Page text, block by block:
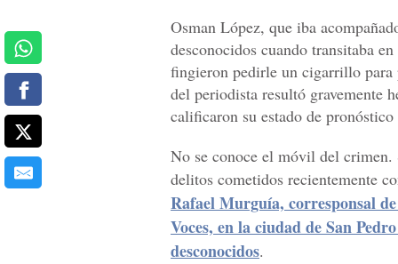
Osman López, que iba
desconocidos cuando transitaba
fingieron pedirle un cigarrillo
del periodista resultó gravemente
calificaron su estado de pronóstico
No se conoce el móvil del crimen.
delitos cometidos recientemente
Rafael Murguía, corresponsal
Voces, en la ciudad de San
desconocidos.